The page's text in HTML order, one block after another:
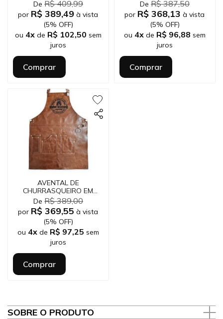
MARROM
De R$ 409,99
por R$ 389,49 à vista
(5% OFF)
ou 4xde R$ 102,50 sem
juros
Comprar
CARAMELO E PRETO
De R$ 387,50
por R$ 368,13 à vista
(5% OFF)
ou 4xde R$ 96,88 sem
juros
Comprar
AVENTAL DE
CHURRASQUEIRO EM
COURO BOVINO
PERSONALIZADO
De R$ 389,00
por R$ 369,55 à vista
(5% OFF)
ou 4xde R$ 97,25 sem
juros
Comprar
SOBRE O PRODUTO